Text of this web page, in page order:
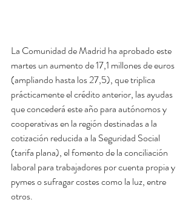
La Comunidad de Madrid ha aprobado este
martes un aumento de 17,1 millones de euros
(ampliando hasta los 27,5), que triplica
prácticamente el crédito anterior, las ayudas
que concederá este año para autónomos y
cooperativas en la región destinadas a la
cotización reducida a la Seguridad Social
(tarifa plana), el fomento de la conciliación
laboral para trabajadores por cuenta propia y
pymes o sufragar costes como la luz, entre
otros.